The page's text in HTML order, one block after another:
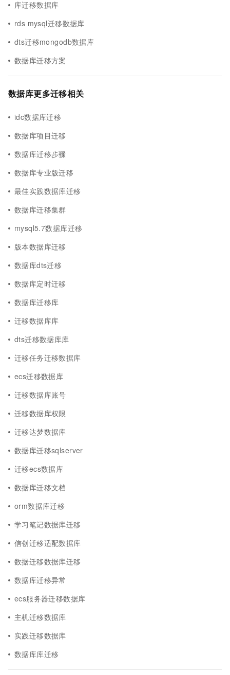
库迁移数据库
rds mysql迁移数据库
dts迁移mongodb数据库
数据库迁移方案
数据库更多迁移相关
idc数据库迁移
数据库项目迁移
数据库迁移步骤
数据库专业版迁移
最佳实践数据库迁移
数据库迁移集群
mysql5.7数据库迁移
版本数据库迁移
数据库dts迁移
数据库定时迁移
数据库迁移库
迁移数据库库
dts迁移数据库库
迁移任务迁移数据库
ecs迁移数据库
迁移数据库账号
迁移数据库权限
迁移达梦数据库
数据库迁移sqlserver
迁移ecs数据库
数据库迁移文档
orm数据库迁移
学习笔记数据库迁移
信创迁移适配数据库
数据迁移数据库迁移
数据库迁移异常
ecs服务器迁移数据库
主机迁移数据库
实践迁移数据库
数据库库迁移